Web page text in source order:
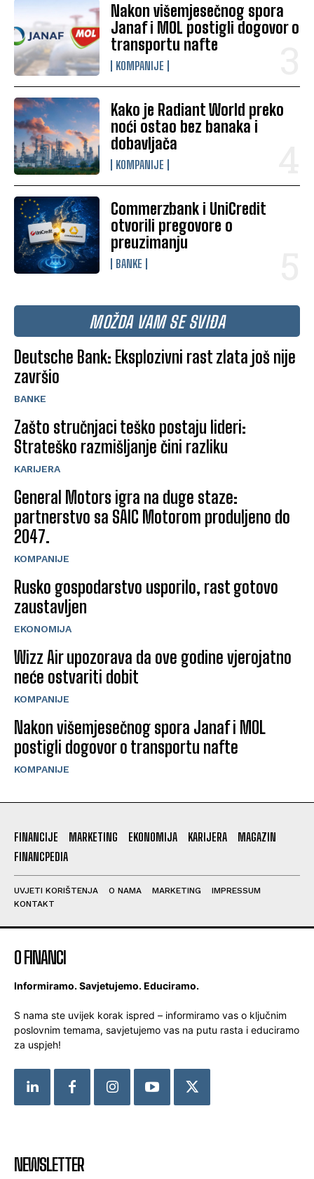
Nakon višemjesečnog spora
Janaf i MOL postigli dogovor o
transportu nafte
KOMPANIJE
Kako je Radiant World preko
noći ostao bez banaka i
dobavljača
KOMPANIJE
Commerzbank i UniCredit
otvorili pregovore o
preuzimanju
BANKE
MOŽDA VAM SE SVIĐA
Deutsche Bank: Eksplozivni rast zlata još nije
završio
BANKE
Zašto stručnjaci teško postaju lideri:
Strateško razmišljanje čini razliku
KARIJERA
General Motors igra na duge staze:
partnerstvo sa SAIC Motorom produljeno do
2047.
KOMPANIJE
Rusko gospodarstvo usporilo, rast gotovo
zaustavljen
EKONOMIJA
Wizz Air upozorava da ove godine vjerojatno
neće ostvariti dobit
KOMPANIJE
Nakon višemjesečnog spora Janaf i MOL
postigli dogovor o transportu nafte
KOMPANIJE
FINANCIJE MARKETING EKONOMIJA KARIJERA
MAGAZIN
FINANCPEDIA
UVJETI KORIŠTENJA O NAMA MARKETING
IMPRESSUM
KONTAKT
O FINANCI
Informiramo. Savjetujemo. Educiramo.
S nama ste uvijek korak ispred – informiramo vas o ključnim
poslovnim temama, savjetujemo vas na putu rasta i educiramo
za uspjeh!
NEWSLETTER